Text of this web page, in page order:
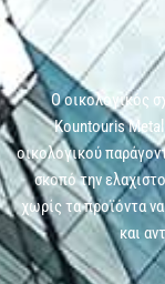
Ο οικολογικός
Kountouris Metal
οικολογικού
σκοπό την
χωρίς τα προϊόντα
και